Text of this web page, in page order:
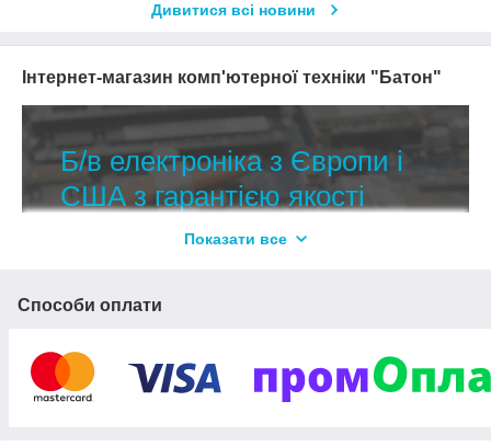
Дивитися всі новини
Інтернет-магазин комп'ютерної техніки "Батон"
Б/в електроніка з Європи і
США з гарантією якості
ноутбуків.
Показати все
Способи оплати